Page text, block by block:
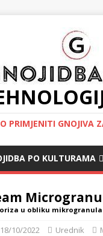
PRIMJENITI GNOJIVA
PO KULTURAMA
u obliku
18/10/2022 Urednik